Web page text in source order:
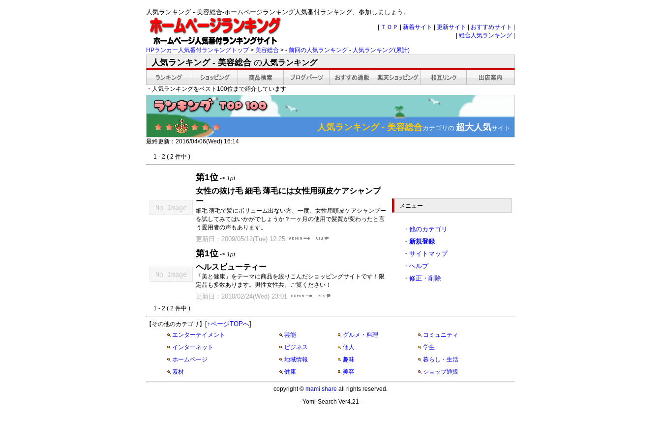
人気ランキング - 美容総合-ホームページランキング人気番付ランキング、参加しましょう。
ＴＯＰ 新着サイト 更新サイト おすすめサイト
総合人気ランキング
HPランカー人気番付ランキングトップ> 美容総合 > - 前回の人気ランキング - 人気ランキング(累計)
人気ランキング - 美容総合 の人気ランキング
・人気ランキングをベスト100位まで紹介しています
人気ランキング - 美容総合カテゴリの 超大人気サイト
最終更新：2016/04/06(Wed) 16:14
1 - 2 ( 2 件中 )
第1位 -> 1pt
女性の抜け毛 細毛 薄毛には女性用頭皮ケアシャンプ
ー
細毛 薄毛で髪にボリューム出ない方、一度、女性用頭皮ケアシャンプー
を試してみてはいかがでしょうか？一ヶ月の使用で髪質が変わったと言
う愛用者の声もあります。
更新日：2009/05/12(Tue) 12:25
第1位 -> 1pt
ヘルスビューティー
「美と健康」をテーマに商品を絞りこんだショッピングサイトです！限
定品も多数あります。男性女性共、ご覧ください！
更新日：2010/02/24(Wed) 23:01
メニュー
・ 他のカテゴリ
・ 新規登録
・ サイトマップ
・ ヘルプ
・ 修正・削除
1 - 2 ( 2 件中 )
【その他のカテゴリ】 [↑ページTOPへ]
エンターテイメント 芸能 グルメ・料理
コミュニティ
インターネット
ビジネス 個人
学生
ホームページ
地域情報 趣味
暮らし・生活
素材
健康 美容 ショップ通販
copyright © mami share all rights reserved.
- Yomi-Search Ver4.21 -